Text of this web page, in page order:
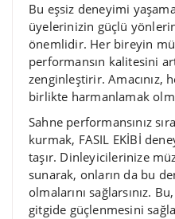
Bu eşsiz deneyimi
üyelerinizin güçlü
önemlidir. Her bireyin
performansın kalitesini
zenginleştirir. Amacınız,
birlikte harmanlamak
Sahne performansınız
kurmak, FASIL EKİBİ
taşır. Dinleyicilerinize
sunarak, onların da bu
olmalarını sağlarsınız.
gitgide güçlenmesini